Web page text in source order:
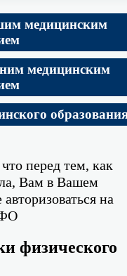
медицинским
медицинским
перед тем, как
Вам в Вашем
на
физического